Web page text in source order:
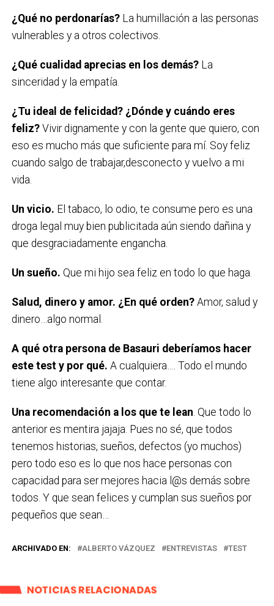
¿Qué no perdonarías?La humillación a las personas
vulnerables y a otros colectivos.
¿Qué cualidad aprecias en los demás?La
sinceridad y la empatía.
¿Tu ideal de felicidad? ¿Dónde y cuándo eres
feliz?Vivir dignamente y con la gente que quiero, con
eso es mucho más que suficiente para mí. Soy feliz
cuando salgo de trabajar,desconecto y vuelvo a mi
vida.
Un vicio. El tabaco, lo odio, te consume pero es una
droga legal muy bien publicitada aún siendo dañina y
que desgraciadamente engancha.
Un sueño. Que mi hijo sea feliz en todo lo que haga.
Salud, dinero y amor. ¿En qué orden? Amor, salud y
dinero…algo normal.
A qué otra persona de Basauri deberíamos hacer
este test y por qué. A cualquiera…. Todo el mundo
tiene algo interesante que contar.
Una recomendación a los que te lean . Que todo lo
anterior es mentira jajaja. Pues no sé, que todos
tenemos historias, sueños, defectos (yo muchos)
pero todo eso es lo que nos hace personas con
capacidad para ser mejores hacia l@s demás sobre
todos. Y que sean felices y cumplan sus sueños por
pequeños que sean…
ARCHIVADO EN: ALBERTO VÁZQUEZ ENTREVISTAS TEST
NOTICIAS RELACIONADAS